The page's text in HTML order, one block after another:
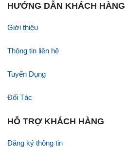
HƯỚNG DẪN KHÁCH HÀNG
Giới thiệu
Thông tin liên hệ
Tuyển Dụng
Đối Tác
HỖ TRỢ KHÁCH HÀNG
Đăng ký thông tin